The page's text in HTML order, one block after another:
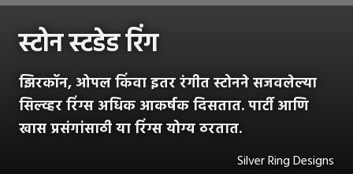
स्टोन स्टडेड रिंग
झिरकॉन, ओपल किंवा इतर रंगीत स्टोनने सजवलेल्या
सिल्व्हर रिंग्स अधिक आकर्षक दिसतात. पार्टी आणि
खास प्रसंगांसाठी या रिंग्स योग्य ठरतात.
Silver Ring Designs